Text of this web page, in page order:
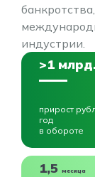
>1
прирост
год
в обороте
1,5 месяца
индустрии.